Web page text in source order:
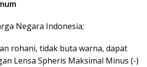
Negara Indonesia;
rohani, tidak buta warna, dapat
Lensa Spheris Maksimal Minus (-)